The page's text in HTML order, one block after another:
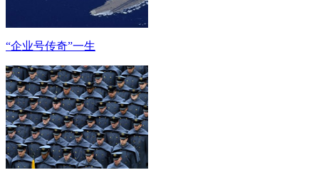
“企业号传奇”一生